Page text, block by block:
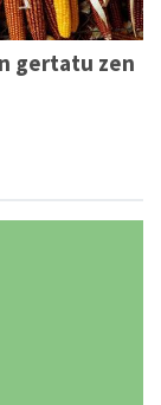
gertatu zen